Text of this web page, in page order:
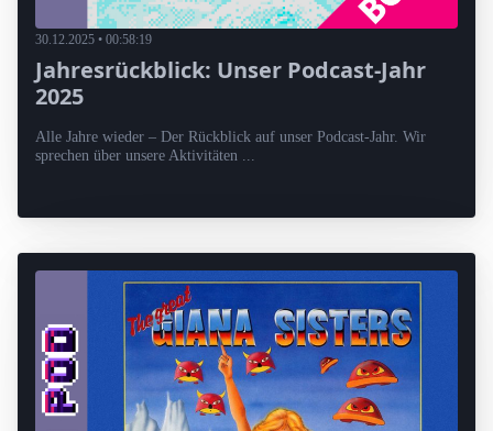
30.12.2025 • 00:58:19
Jahresrückblick: Unser Podcast-Jahr
2025
Alle Jahre wieder – Der Rückblick auf unser Podcast-Jahr. Wir
sprechen über unsere Aktivitäten ...